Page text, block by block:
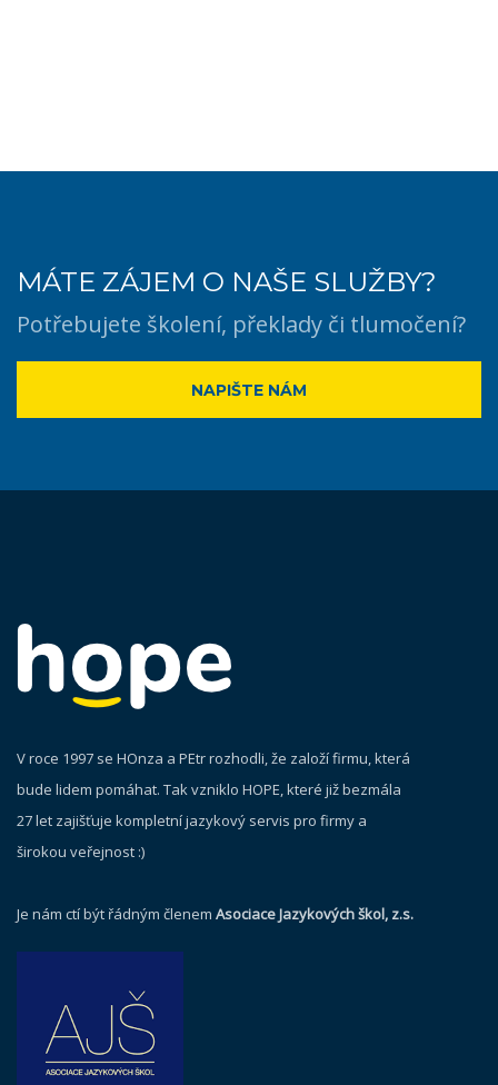
MÁTE ZÁJEM O NAŠE SLUŽBY?
Potřebujete školení, překlady či tlumočení?
NAPIŠTE NÁM
V roce 1997 se HOnza a PEtr rozhodli, že založí firmu, která
bude lidem pomáhat. Tak vzniklo HOPE, které již bezmála
27 let zajišťuje kompletní jazykový servis pro firmy a
širokou veřejnost :)
Je nám ctí být řádným členem Asociace Jazykových škol, z.s.